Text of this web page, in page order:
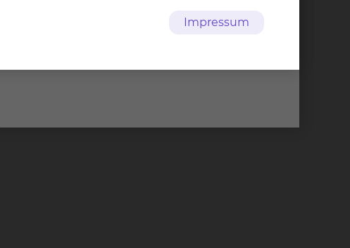
Impressum